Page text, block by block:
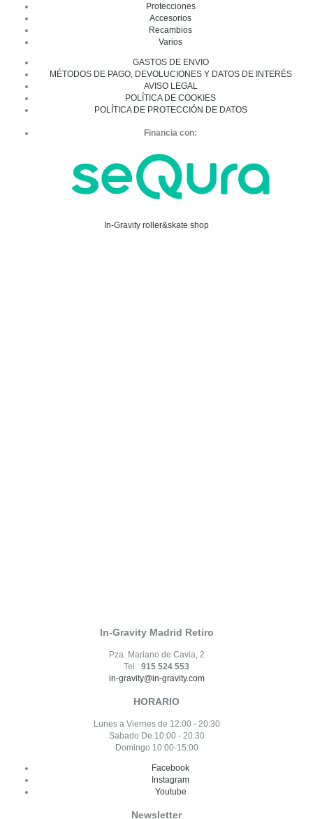
Protecciones
Accesorios
Recambios
Varios
GASTOS DE ENVIO
MÉTODOS DE PAGO, DEVOLUCIONES Y DATOS DE INTERÉS
AVISO LEGAL
POLÍTICA DE COOKIES
POLÍTICA DE PROTECCIÓN DE DATOS
Financia con:
In-Gravity roller&skate shop
In-Gravity Madrid Retiro
Pza. Mariano de Cavia, 2
Tel.: 915 524 553
in-gravity@in-gravity.com
HORARIO
Lunes a Viernes de 12:00 - 20:30
Sabado De 10:00 - 20:30
Domingo 10:00-15:00
Facebook
Instagram
Youtube
Newsletter